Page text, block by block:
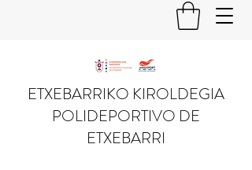
ETXEBARRIKO KIROLDEGIA
POLIDEPORTIVO DE
ETXEBARRI